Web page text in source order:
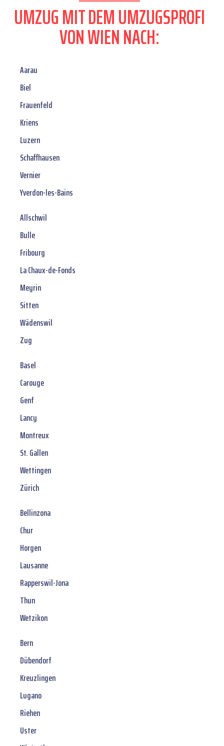
UMZUG MIT DEM UMZUGSPROFI
VON WIEN NACH:
Aarau
Biel
Frauenfeld
Kriens
Luzern
Schaffhausen
Vernier
Yverdon-les-Bains
Allschwil
Bulle
Fribourg
La Chaux-de-Fonds
Meyrin
Sitten
Wädenswil
Zug
Basel
Carouge
Genf
Lancy
Montreux
St. Gallen
Wettingen
Zürich
Bellinzona
Chur
Horgen
Lausanne
Rapperswil-Jona
Thun
Wetzikon
Bern
Dübendorf
Kreuzlingen
Lugano
Riehen
Uster